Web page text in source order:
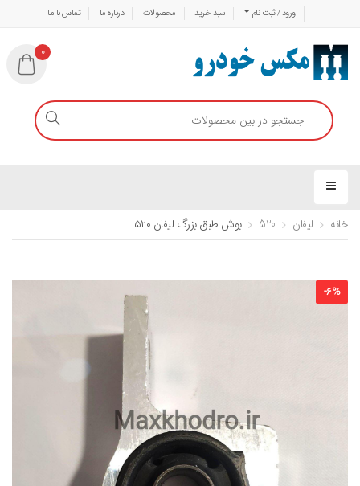
ورود / ثبت نام سبد خرید محصولات درباره ما تماس با ما
0
خانه لیفان 520 بوش طبق بزرگ لیفان ۵۲۰
-6%